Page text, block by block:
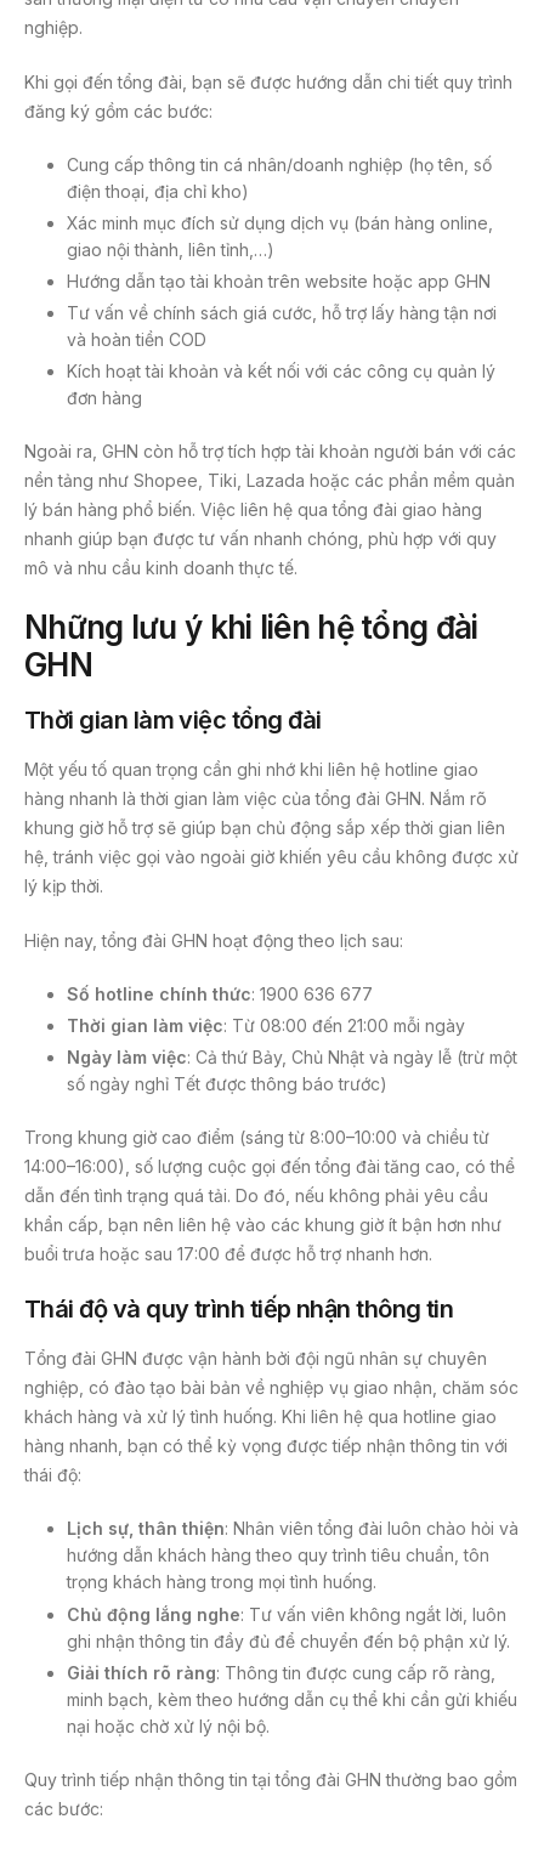
nghiệp.
Khi gọi đến tổng đài, bạn sẽ được hướng dẫn chi tiết quy trình
đăng ký gồm các bước:
Cung cấp thông tin cá nhân/doanh nghiệp (họ tên, số
điện thoại, địa chỉ kho)
Xác minh mục đích sử dụng dịch vụ (bán hàng online,
giao nội thành, liên tỉnh,…)
Hướng dẫn tạo tài khoản trên website hoặc app GHN
Tư vấn về chính sách giá cước, hỗ trợ lấy hàng tận nơi
và hoàn tiền COD
Kích hoạt tài khoản và kết nối với các công cụ quản lý
đơn hàng
Ngoài ra, GHN còn hỗ trợ tích hợp tài khoản người bán với các
nền tảng như Shopee, Tiki, Lazada hoặc các phần mềm quản
lý bán hàng phổ biến. Việc liên hệ qua tổng đài giao hàng
nhanh giúp bạn được tư vấn nhanh chóng, phù hợp với quy
mô và nhu cầu kinh doanh thực tế.
Những lưu ý khi liên hệ tổng đài
GHN
Thời gian làm việc tổng đài
Một yếu tố quan trọng cần ghi nhớ khi liên hệ hotline giao
hàng nhanh là thời gian làm việc của tổng đài GHN. Nắm rõ
khung giờ hỗ trợ sẽ giúp bạn chủ động sắp xếp thời gian liên
hệ, tránh việc gọi vào ngoài giờ khiến yêu cầu không được xử
lý kịp thời.
Hiện nay, tổng đài GHN hoạt động theo lịch sau:
Số hotline chính thức: 1900 636 677
Thời gian làm việc: Từ 08:00 đến 21:00 mỗi ngày
Ngày làm việc: Cả thứ Bảy, Chủ Nhật và ngày lễ (trừ một
số ngày nghỉ Tết được thông báo trước)
Trong khung giờ cao điểm (sáng từ 8:00–10:00 và chiều từ
14:00–16:00), số lượng cuộc gọi đến tổng đài tăng cao, có thể
dẫn đến tình trạng quá tải. Do đó, nếu không phải yêu cầu
khẩn cấp, bạn nên liên hệ vào các khung giờ ít bận hơn như
buổi trưa hoặc sau 17:00 để được hỗ trợ nhanh hơn.
Thái độ và quy trình tiếp nhận thông tin
Tổng đài GHN được vận hành bởi đội ngũ nhân sự chuyên
nghiệp, có đào tạo bài bản về nghiệp vụ giao nhận, chăm sóc
khách hàng và xử lý tình huống. Khi liên hệ qua hotline giao
hàng nhanh, bạn có thể kỳ vọng được tiếp nhận thông tin với
thái độ:
Lịch sự, thân thiện: Nhân viên tổng đài luôn chào hỏi và
hướng dẫn khách hàng theo quy trình tiêu chuẩn, tôn
trọng khách hàng trong mọi tình huống.
Chủ động lắng nghe: Tư vấn viên không ngắt lời, luôn
ghi nhận thông tin đầy đủ để chuyển đến bộ phận xử lý.
Giải thích rõ ràng: Thông tin được cung cấp rõ ràng,
minh bạch, kèm theo hướng dẫn cụ thể khi cần gửi khiếu
nại hoặc chờ xử lý nội bộ.
Quy trình tiếp nhận thông tin tại tổng đài GHN thường bao gồm
các bước: